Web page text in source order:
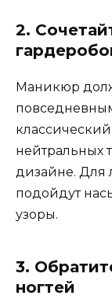
2.
Маникюр
классический
нейтральных
дизайне. Для
подойдут
узоры.
3.
ногтей